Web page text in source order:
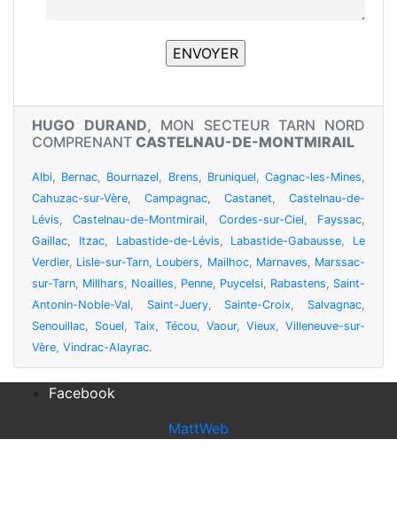
HUGO DURAND, MON SECTEUR TARN NORD
COMPRENANT CASTELNAU-DE-MONTMIRAIL
Albi Bernac Bournazel Brens Bruniquel ,Cagnac-les-Mines
Cahuzac-sur-Vère
Campagnac Castanet
Castelnau-de-
Lévis ,Castelnau-de-Montmirail Cordes-sur-Ciel Fayssac
Gaillac
Itzac, Labastide-de-Lévis Labastide-Gabausse
Le
Verdier, Lisle-sur-Tarn Loubers Mailhoc, Marnaves
Marssac-
sur-Tarn Millhars Noailles Penne Puycelsi Rabastens
Saint-
Antonin-Noble-Val
Saint-Juery, Sainte-Croix Salvagnac
Senouillac
Souel Taix Técou Vaour, Vieux
Villeneuve-sur-
Vère Vindrac-Alayrac.
Facebook
MattWeb